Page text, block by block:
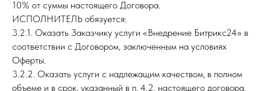
10% от суммы настоящего Договора.
ИСПОЛНИТЕЛЬ обязуется:
3.2.1. Оказать Заказчику услуги «Внедрение Битрикс24» в
соответствии с Договором, заключенным на условиях
Оферты.
3.2.2. Оказать услуги с надлежащим качеством, в полном
объеме и в срок, указанный в п. 4.2. настоящего договора.